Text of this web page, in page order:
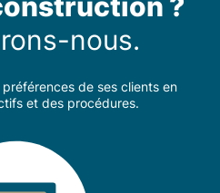
nous.
de ses clients en
et des procédures.